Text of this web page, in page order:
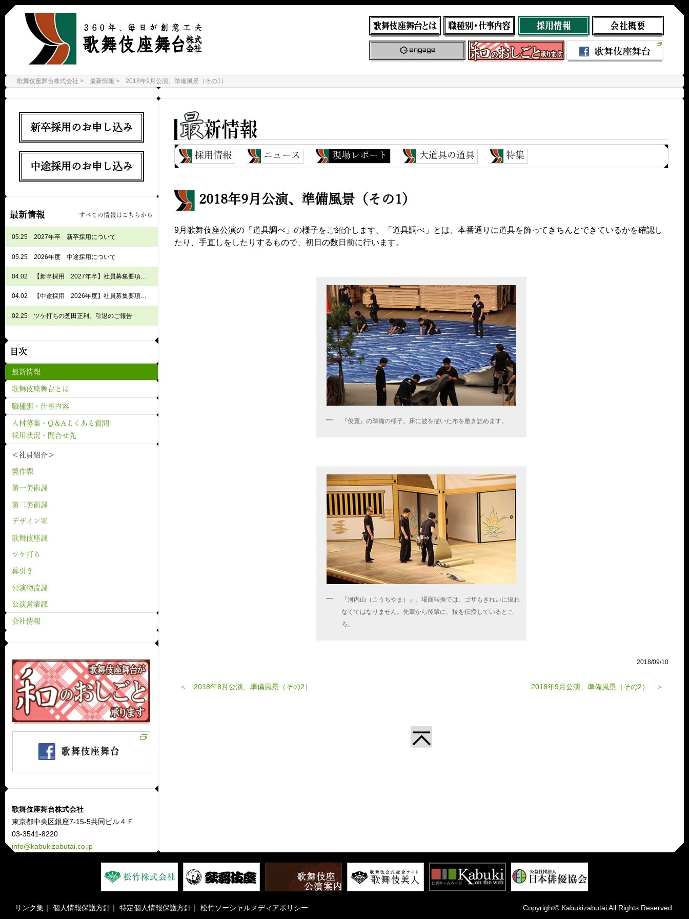
歌舞伎座舞台株式会社 最新情報 2018年9月公演、準備風景（その1）
採用情報 ニュース 現場レポート 大道具の道具 特集
2018年9月公演、準備風景（その1）
9月歌舞伎座公演の「道具調べ」の様子をご紹介します。「道具調べ」とは、本番通りに道具を飾ってきちんとできているかを確認し
たり、手直しをしたりするもので、初日の数日前に行います。
『俊寛』の準備の様子。床に波を描いた布を敷き詰めます。
『河内山（こうちやま）』。場面転換では、ゴザもきれいに扱わ
なくてはなりません。先輩から後輩に、技を伝授しているとこ
ろ。
2018/09/10
＜ 2018年8月公演、準備風景（その2） 2018年9月公演、準備風景（その2） ＞
新卒採用のお申し込み
中途採用のお申し込み
最新情報 すべての情報はこちらから
05.252027年卒 新卒採用について
05.252026年度 中途採用について
04.02 【新卒採用 2027年卒】社員募集要項 歌舞伎座課
04.02 【中途採用 2026年度】社員募集要項 歌舞伎座課
02.25 ツケ打ちの芝田正利、引退のご報告
目次
最新情報
歌舞伎座舞台とは
職種別・仕事内容
人材募集・Q＆Aよくある質問
採用状況・問合せ先
＜社員紹介＞
製作課
第一美術課
第二美術課
デザイン室
歌舞伎座課
ツケ打ち
幕引き
公演物流課
公演営業課
会社情報
歌舞伎座舞台株式会社
東京都中央区銀座7-15-5共同ビル４Ｆ
03-3541-8220
info@kabukizabutai.co.jp
リンク集｜ 個人情報保護方針｜ 特定個人情報保護方針｜ 松竹ソーシャルメディアポリシー Copyright© Kabukizabutai All Rights Reserved.